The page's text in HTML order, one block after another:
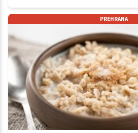
PREHRANA